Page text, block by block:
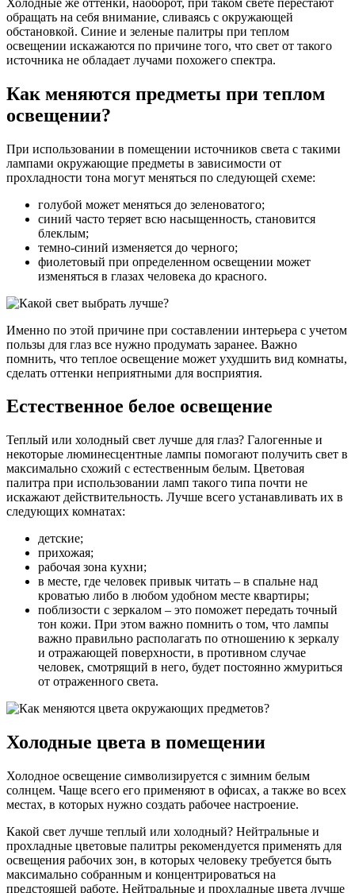
обращать на себя внимание, сливаясь с окружающей
обстановкой. Синие и зеленые палитры при теплом
освещении искажаются по причине того, что свет от такого
источника не обладает лучами похожего спектра.
Как меняются предметы при теплом
освещении?
При использовании в помещении источников света с такими
лампами окружающие предметы в зависимости от
прохладности тона могут меняться по следующей схеме:
голубой может меняться до зеленоватого;
синий часто теряет всю насыщенность, становится
блеклым;
темно-синий изменяется до черного;
фиолетовый при определенном освещении может
изменяться в глазах человека до красного.
Именно по этой причине при составлении интерьера с учетом
пользы для глаз все нужно продумать заранее. Важно
помнить, что теплое освещение может ухудшить вид комнаты,
сделать оттенки неприятными для восприятия.
Естественное белое освещение
Теплый или холодный свет лучше для глаз? Галогенные и
некоторые люминесцентные лампы помогают получить свет в
максимально схожий с естественным белым. Цветовая
палитра при использовании ламп такого типа почти не
искажают действительность. Лучше всего устанавливать их в
следующих комнатах:
детские;
прихожая;
рабочая зона кухни;
в месте, где человек привык читать – в спальне над
кроватью либо в любом удобном месте квартиры;
поблизости с зеркалом – это поможет передать точный
тон кожи. При этом важно помнить о том, что лампы
важно правильно располагать по отношению к зеркалу
и отражающей поверхности, в противном случае
человек, смотрящий в него, будет постоянно жмуриться
от отраженного света.
Холодные цвета в помещении
Холодное освещение символизируется с зимним белым
солнцем. Чаще всего его применяют в офисах, а также во всех
местах, в которых нужно создать рабочее настроение.
Какой свет лучше теплый или холодный? Нейтральные и
прохладные цветовые палитры рекомендуется применять для
освещения рабочих зон, в которых человеку требуется быть
максимально собранным и концентрироваться на
предстоящей работе. Нейтральные и прохладные цвета лучше